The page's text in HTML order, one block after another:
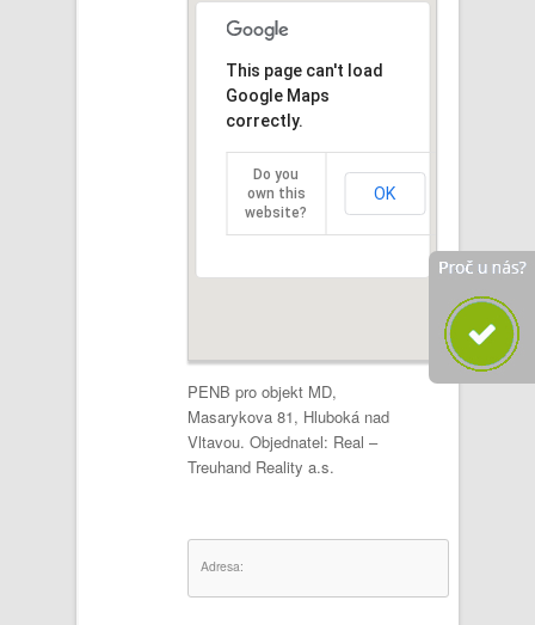
This page can't load
Google Maps
correctly.
Do you
own this
website?
OK
PENB pro objekt MD,
Masarykova 81, Hluboká nad
Vltavou. Objednatel: Real –
Treuhand Reality a.s.
Adresa: